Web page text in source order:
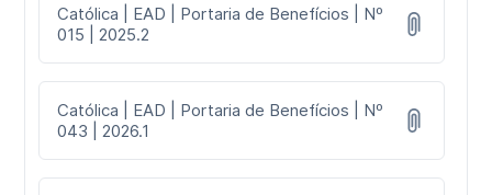
Católica | EAD | Portaria de Benefícios | Nº
015 | 2025.2
Católica | EAD | Portaria de Benefícios | Nº
043 | 2026.1